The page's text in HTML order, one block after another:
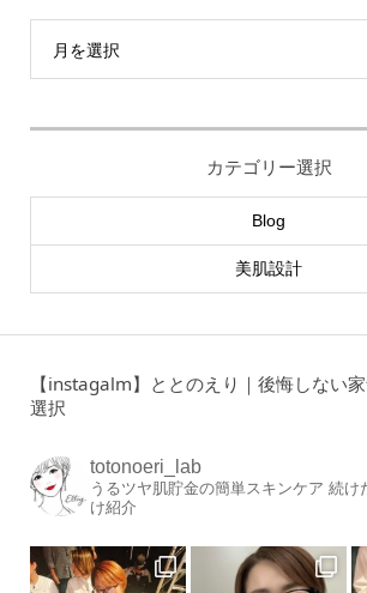
月を選択
カテゴリー選択
Blog
美肌設計
【instagalm】ととのえり｜後悔しない
選択
totonoeri_lab
うるツヤ肌貯金の簡単スキンケア 続け
け紹介